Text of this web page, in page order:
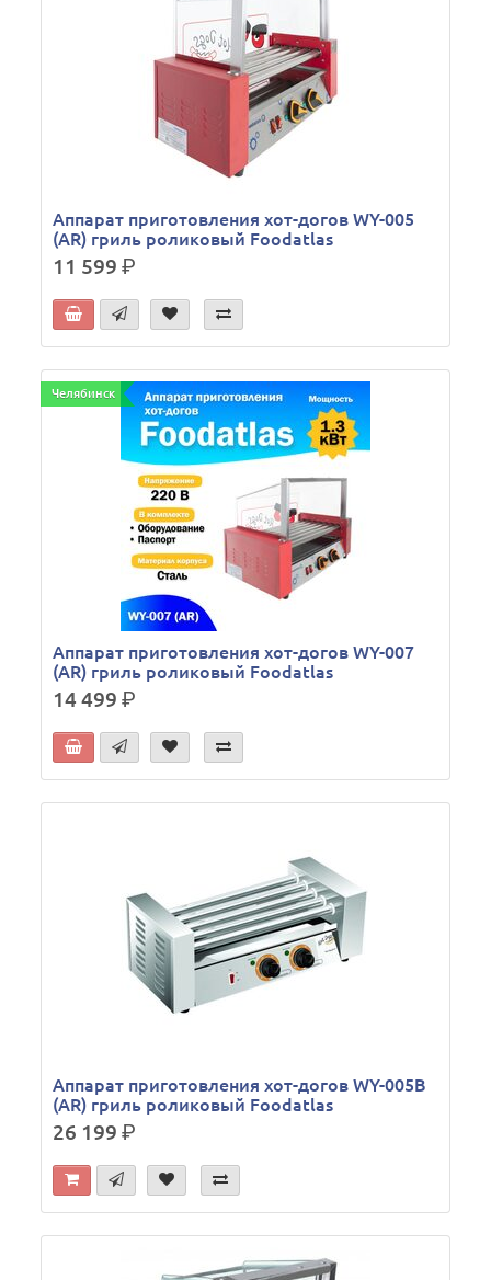
Аппарат приготовления хот-догов WY-005
(AR) гриль роликовый Foodatlas
11 599р.
Челябинск
Аппарат приготовления хот-догов WY-007
(AR) гриль роликовый Foodatlas
14 499р.
Аппарат приготовления хот-догов WY-005В
(AR) гриль роликовый Foodatlas
26 199р.